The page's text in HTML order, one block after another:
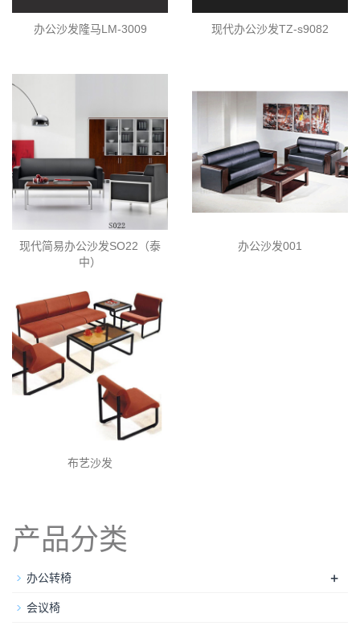
办公沙发隆马LM-3009 现代办公沙发TZ-s9082
现代简易办公沙发SO22（泰
中）
办公沙发001
布艺沙发
产品分类
办公转椅 +
会议椅